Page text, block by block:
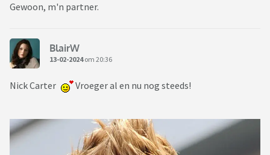
Gewoon, m'n partner.
BlairW
13-02-2024om 20:36
Nick Carter Vroeger al en nu nog steeds!